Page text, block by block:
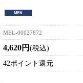
MEL-00027872
4,620円 (税込)
42ポイント還元